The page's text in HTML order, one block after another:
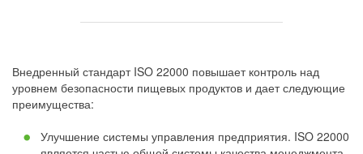
Внедренный стандарт ISO 22000 повышает контроль над
уровнем безопасности пищевых продуктов и дает следующие
преимущества:
Улучшение системы управления предприятия. ISO 22000